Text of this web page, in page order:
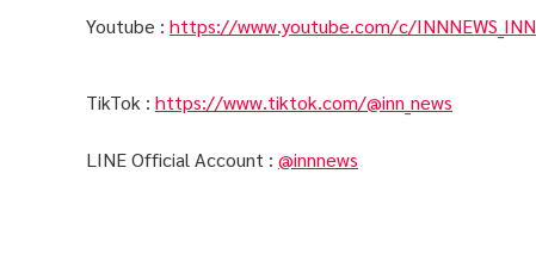
Youtube : https://www.youtube.com/c/INNNEWS_INN
TikTok : https://www.tiktok.com/@inn_news
LINE Official Account : @innnews